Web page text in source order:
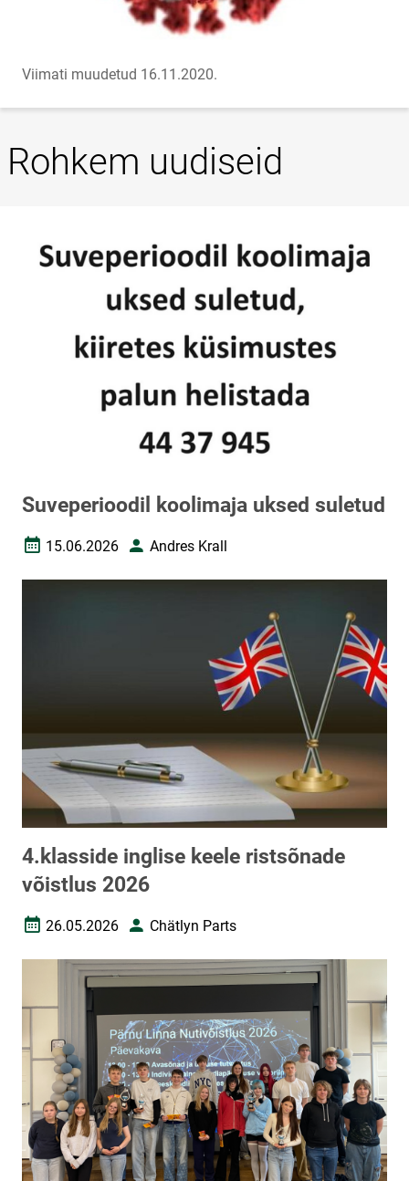
Viimati muudetud 16.11.2020.
Rohkem uudiseid
Suveperioodil koolimaja uksed suletud
Loomise kuupäev
15.06.2026 AutorAndres Krall
4.klasside inglise keele ristsõnade
võistlus 2026
Loomise kuupäev
26.05.2026 AutorChätlyn Parts